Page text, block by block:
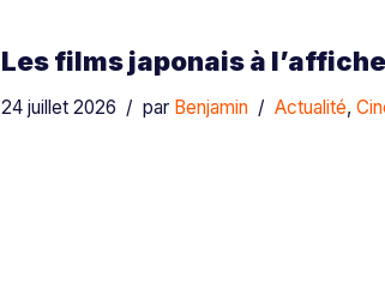
Les films japonais à
24 juillet 2026 par Benjamin Actualité,